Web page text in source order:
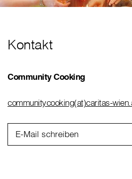
Kontakt
Community Cooking
communitycooking(at)caritas-
E-Mail schreiben